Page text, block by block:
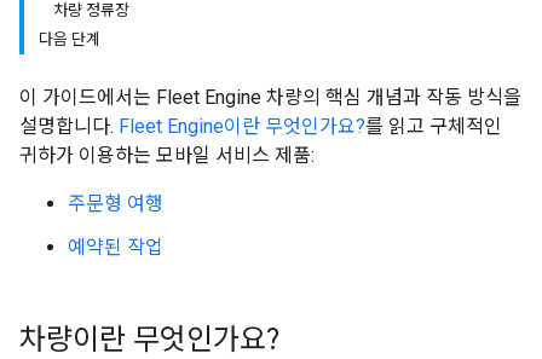
차량 정류장
다음 단계
이 가이드에서는 Fleet Engine 차량의 핵심 개념과 작동 방식을
설명합니다. Fleet Engine이란 무엇인가요?를 읽고 구체적인
귀하가 이용하는 모바일 서비스 제품:
주문형 여행
예약된 작업
차량이란 무엇인가요?